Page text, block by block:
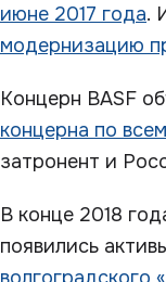
июне 2017 года.
модернизацию
Концерн BASF
концерна по
затронент и
В конце 2018
появились